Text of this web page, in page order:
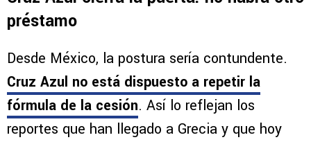
préstamo
Desde México, la postura sería contundente.
Cruz Azul no está dispuesto a repetir la
fórmula de la cesión. Así lo reflejan los
reportes que han llegado a Grecia y que hoy